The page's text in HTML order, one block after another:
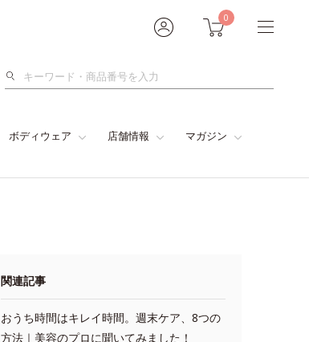
0
検
ボディウェア 店舗情報 マガジン
関連記事
おうち時間はキレイ時間。週末ケア、8つの
方法｜美容のプロに聞いてみました！